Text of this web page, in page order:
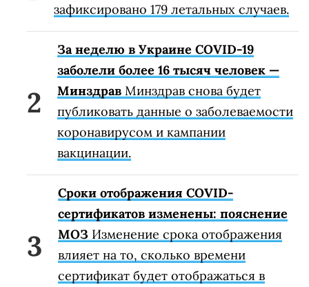
зафиксировано 179 летальных случаев.
За неделю в Украине COVID-19
заболели более 16 тысяч человек —
Минздрав Минздрав снова будет
публиковать данные о заболеваемости
коронавирусом и кампании
вакцинации.
Сроки отображения COVID-
сертификатов изменены: пояснение
МОЗ Изменение срока отображения
влияет на то, сколько времени
сертификат будет отображаться в